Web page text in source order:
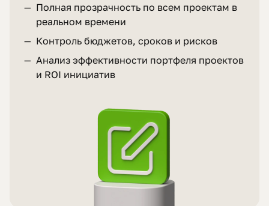
— Полная прозрачность по всем проектам в
реальном времени
— Контроль бюджетов, сроков и рисков
— Анализ эффективности портфеля проектов
и ROI инициатив